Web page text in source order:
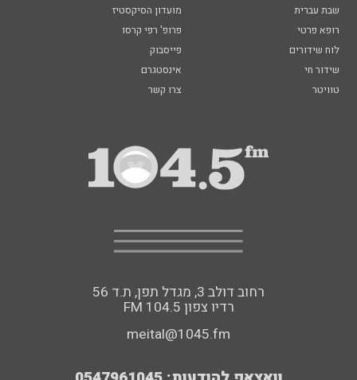
שבת עברית
מועדון הסיקסטיז
רופא פרטי
פרופ' רפי קרסו
לוח שידורים
פייסבוק
שידור חי
אינסטגרם
טוויטר
צרו קשר
רחוב דולב 3, מגדל תפן, ת.ד 56
FM רדיו צפון 104.5
meital@1045.fm